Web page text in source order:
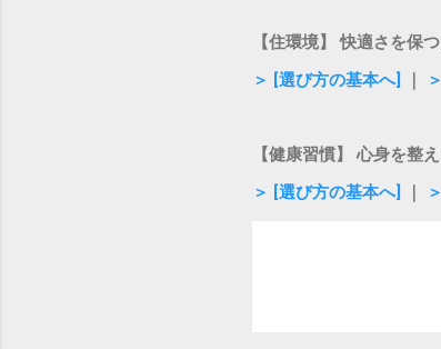
【住環境】 快適さを保
＞ [選び方の基本へ]
【健康習慣】 心身を整
＞ [選び方の基本へ]